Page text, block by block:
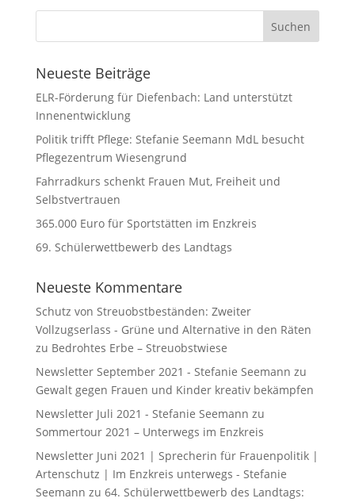
Neueste Beiträge
ELR-Förderung für Diefenbach: Land unterstützt
Innenentwicklung
Politik trifft Pflege: Stefanie Seemann MdL besucht
Pflegezentrum Wiesengrund
Fahrradkurs schenkt Frauen Mut, Freiheit und
Selbstvertrauen
365.000 Euro für Sportstätten im Enzkreis
69. Schülerwettbewerb des Landtags
Neueste Kommentare
Schutz von Streuobstbeständen: Zweiter
Vollzugserlass - Grüne und Alternative in den Räten
zu Bedrohtes Erbe – Streuobstwiese
Newsletter September 2021 - Stefanie Seemann zu
Gewalt gegen Frauen und Kinder kreativ bekämpfen
Newsletter Juli 2021 - Stefanie Seemann zu
Sommertour 2021 – Unterwegs im Enzkreis
Newsletter Juni 2021 | Sprecherin für Frauenpolitik |
Artenschutz | Im Enzkreis unterwegs - Stefanie
Seemann zu 64. Schülerwettbewerb des Landtags: